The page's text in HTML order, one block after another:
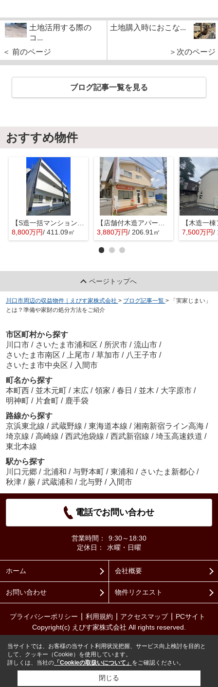
土地活用する際の
コ...
＜ 前のページ
土地購入時におこな...
＞次のページ
ブログ記事一覧を見る
おすすめ物件
8,800万円/ 411.09㎡
3,880万円/ 206.91㎡ 7,500万円/
ページトップへ
川口市周辺の収益物件｜えびす家株式会社 > ブログ記事一覧 >
「実家じまい」
とは？準備や家財の処分方法をご紹介
市区町村から探す
川口市 / さいたま市浦和区 / 所沢市 / 流山市 /
さいたま市南区 / 上尾市 / 草加市 / 八王子市 /
さいたま市中央区 / 入間市
町名から探す
本町西 / 並木元町 / 末広 / 領家 / 春日 / 並木 / 大字原市 /
明神町 / 片倉町 / 鹿手袋
路線から探す
京浜東北線 / 武蔵野線 / 東海道本線 / 湘南新宿ライン高海 /
埼京線 / 高崎線 / 西武池袋線 / 西武新宿線 / 埼玉高速鉄道 /
東北本線
駅から探す
川口元郷 / 北浦和 / 与野本町 / 東浦和 / さいたま新都心 /
秋津 / 蕨 / 武蔵浦和 / 北与野 / 入間市
電話でお問い合わせ
営業時間：
9:30～18:30
定休日：
水曜・日曜
ホーム 会社概要
お問い合わせ 物件リクエスト
プライバシーポリシー 利用規約 アクセスマップ
PCサイト
Copyright(c) えびす家株式会社 All rights reserved.
当サイトでは、お客様の当サイト利用状況把握、サービス向上検討を目的と
して、クッキー（Cookie）を使用しています。
詳しくは、当社の 「Cookieの取扱いについて」 をご確認ください。
閉じる